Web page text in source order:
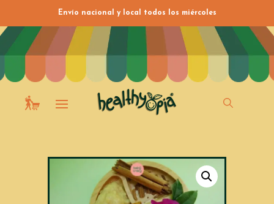
Envío nacional y local todos los miércoles